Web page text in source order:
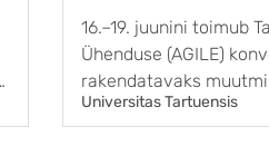
16.–19. juunini toimub
Ühenduse (AGILE)
rakendatavaks
Evelyn Uuemaa sõnul
satelliitide ja
Universitas Tartuensis